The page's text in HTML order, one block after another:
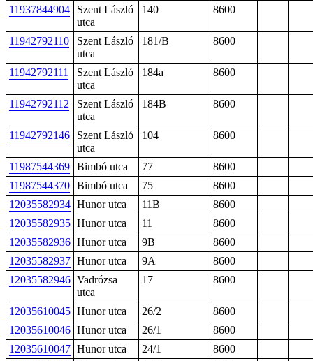
11937844904
Szent László
utca
140 8600
11942792110
Szent László
utca
181/B 8600
11942792111
Szent László
utca
184a 8600
11942792112
Szent László
utca
184B 8600
11942792146
Szent László
utca
104 8600
11987544369 Bimbó utca 77
8600
11987544370 Bimbó utca 75
8600
12035582934 Hunor utca 11B
8600
12035582935 Hunor utca 11
8600
12035582936 Hunor utca 9B
8600
12035582937 Hunor utca 9A
8600
12035582946 Vadrózsa
utca
17 8600
12035610045 Hunor utca 26/2
8600
12035610046 Hunor utca 26/1
8600
12035610047 Hunor utca 24/1
8600